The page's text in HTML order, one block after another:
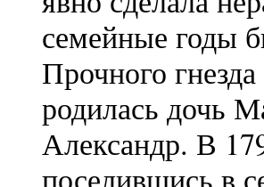
семейные годы
Прочного
родилась дочь
Александр. В
поселившись в